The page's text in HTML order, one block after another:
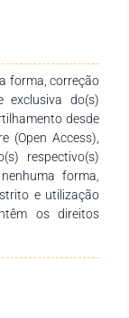
forma, correção
exclusiva do(s)
desde
(Open Access),
respectivo(s)
forma,
e utilização
os direitos